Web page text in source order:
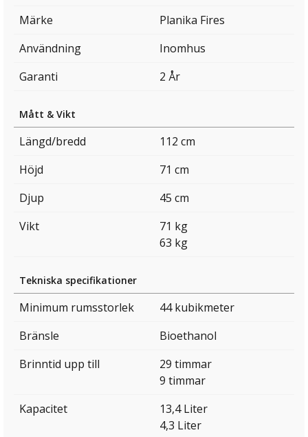
Märke
Planika Fires
Användning
Inomhus
Garanti
2 År
Mått & Vikt
Längd/bredd
112 cm
Höjd
71 cm
Djup
45 cm
Vikt
71 kg
63 kg
Tekniska specifikationer
Minimum rumsstorlek
44 kubikmeter
Bränsle
Bioethanol
Brinntid upp till
29 timmar
9 timmar
Kapacitet
13,4 Liter
4,3 Liter